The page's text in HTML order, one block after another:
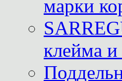
марки
клейма